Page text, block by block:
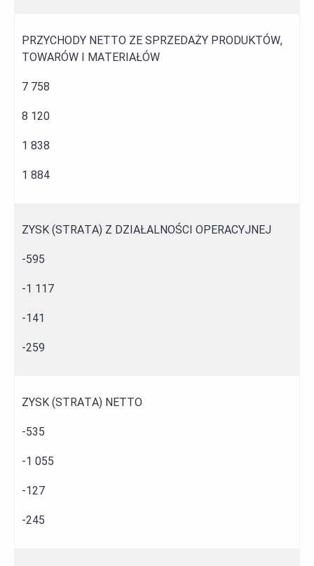
PRZYCHODY NETTO ZE SPRZEDAŻY PRODUKTÓW,
TOWARÓW I MATERIAŁÓW
7 758
8 120
1 838
1 884
ZYSK (STRATA) Z DZIAŁALNOŚCI OPERACYJNEJ
-595
-1 117
-141
-259
ZYSK (STRATA) NETTO
-535
-1 055
-127
-245